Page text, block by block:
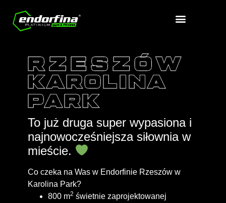
RZESZÓW
KAROLINA
PARK
To już druga super wypasiona i
najnowocześniejsza siłownia w
mieście.
Co czeka na Was w Endorfinie Rzeszów w
Karolina Park?
800 m2 świetnie zaprojektowanej